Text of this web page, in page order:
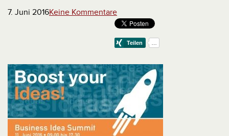
7. Juni 2016Keine Kommentare